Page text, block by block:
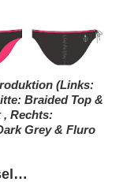
(Links:
Braided Top &
, Rechts:
Grey & Fluro